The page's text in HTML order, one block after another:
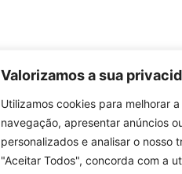
Valorizamos a sua
Utilizamos cookies para melhorar
navegação, apresentar anúncios
personalizados e analisar o nosso
"Aceitar Todos", concorda com a